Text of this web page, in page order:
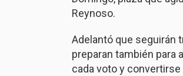
Reynoso.
Adelantó que seguirán
preparan también para
cada voto y